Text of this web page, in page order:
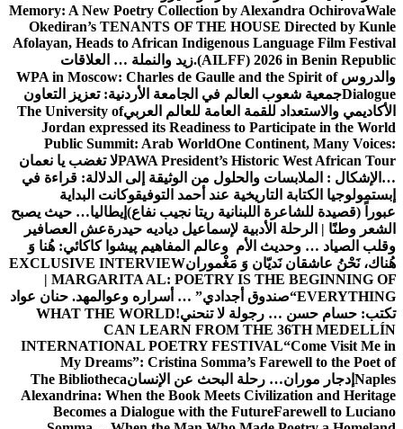
Memory: A New Poetry Collection by Alexandra OchirovaWale
Okediran’s TENANTS OF THE HOUSE Directed by Kunle
Afolayan, Heads to African Indigenous Language Film Festival
(AILFF) 2026 in Benin Republic. زيد والنملة … العلاقات
والدروسWPA in Moscow: Charles de Gaulle and the Spirit of
Dialogueجمعية شعوب العالم في الجامعة الأردنية: تعزيز التعاون
الأكاديمي والاستعداد للقمة العامة للعالم العربيThe University of
Jordan expressed its Readiness to Participate in the World
Public Summit: Arab WorldOne Continent, Many Voices:
PAWA President’s Historic West African Tourلا تغضب يا نعمان
…الإشكال : الملابسات والحلول من الوثيقة إلى الدلالة: قراءة في
إبستمولوجيا الكتابة التاريخية عند أحمد التوفيقوكانت البداية
عبوراً (قصيدة للشاعرة اللبنانية ريتا نجيب نفاع) إيطاليا… حيث يصبح
الشعر وطنًا | الرحلة الأدبية لإسماعيل دياديه حيدرةعش العصافير
وقلب الصياد … وحديث الأم وعالم المفاهيم پیشوا کاکائي: هُنا وَ
هُناك، نَحْنُ عاشقان نَديّان وَ مَغْمورانEXCLUSIVE INTERVIEW
| MARGARITA AL: POETRY IS THE BEGINNING OF
EVERYTHING“صندوق أجدادي” … أسراره وعوالمهد. حنان عواد
تكتب: حسام حسن … رجولة لا تنحني!WHAT THE WORLD
CAN LEARN FROM THE 36TH MEDELLÍN
INTERNATIONAL POETRY FESTIVAL“Come Visit Me in
My Dreams”: Cristina Somma’s Farewell to the Poet of
Naples إدجار موران… رحلة البحث عن الإنسانThe Bibliotheca
Alexandrina: When the Book Meets Civilization and Heritage
Becomes a Dialogue with the FutureFarewell to Luciano